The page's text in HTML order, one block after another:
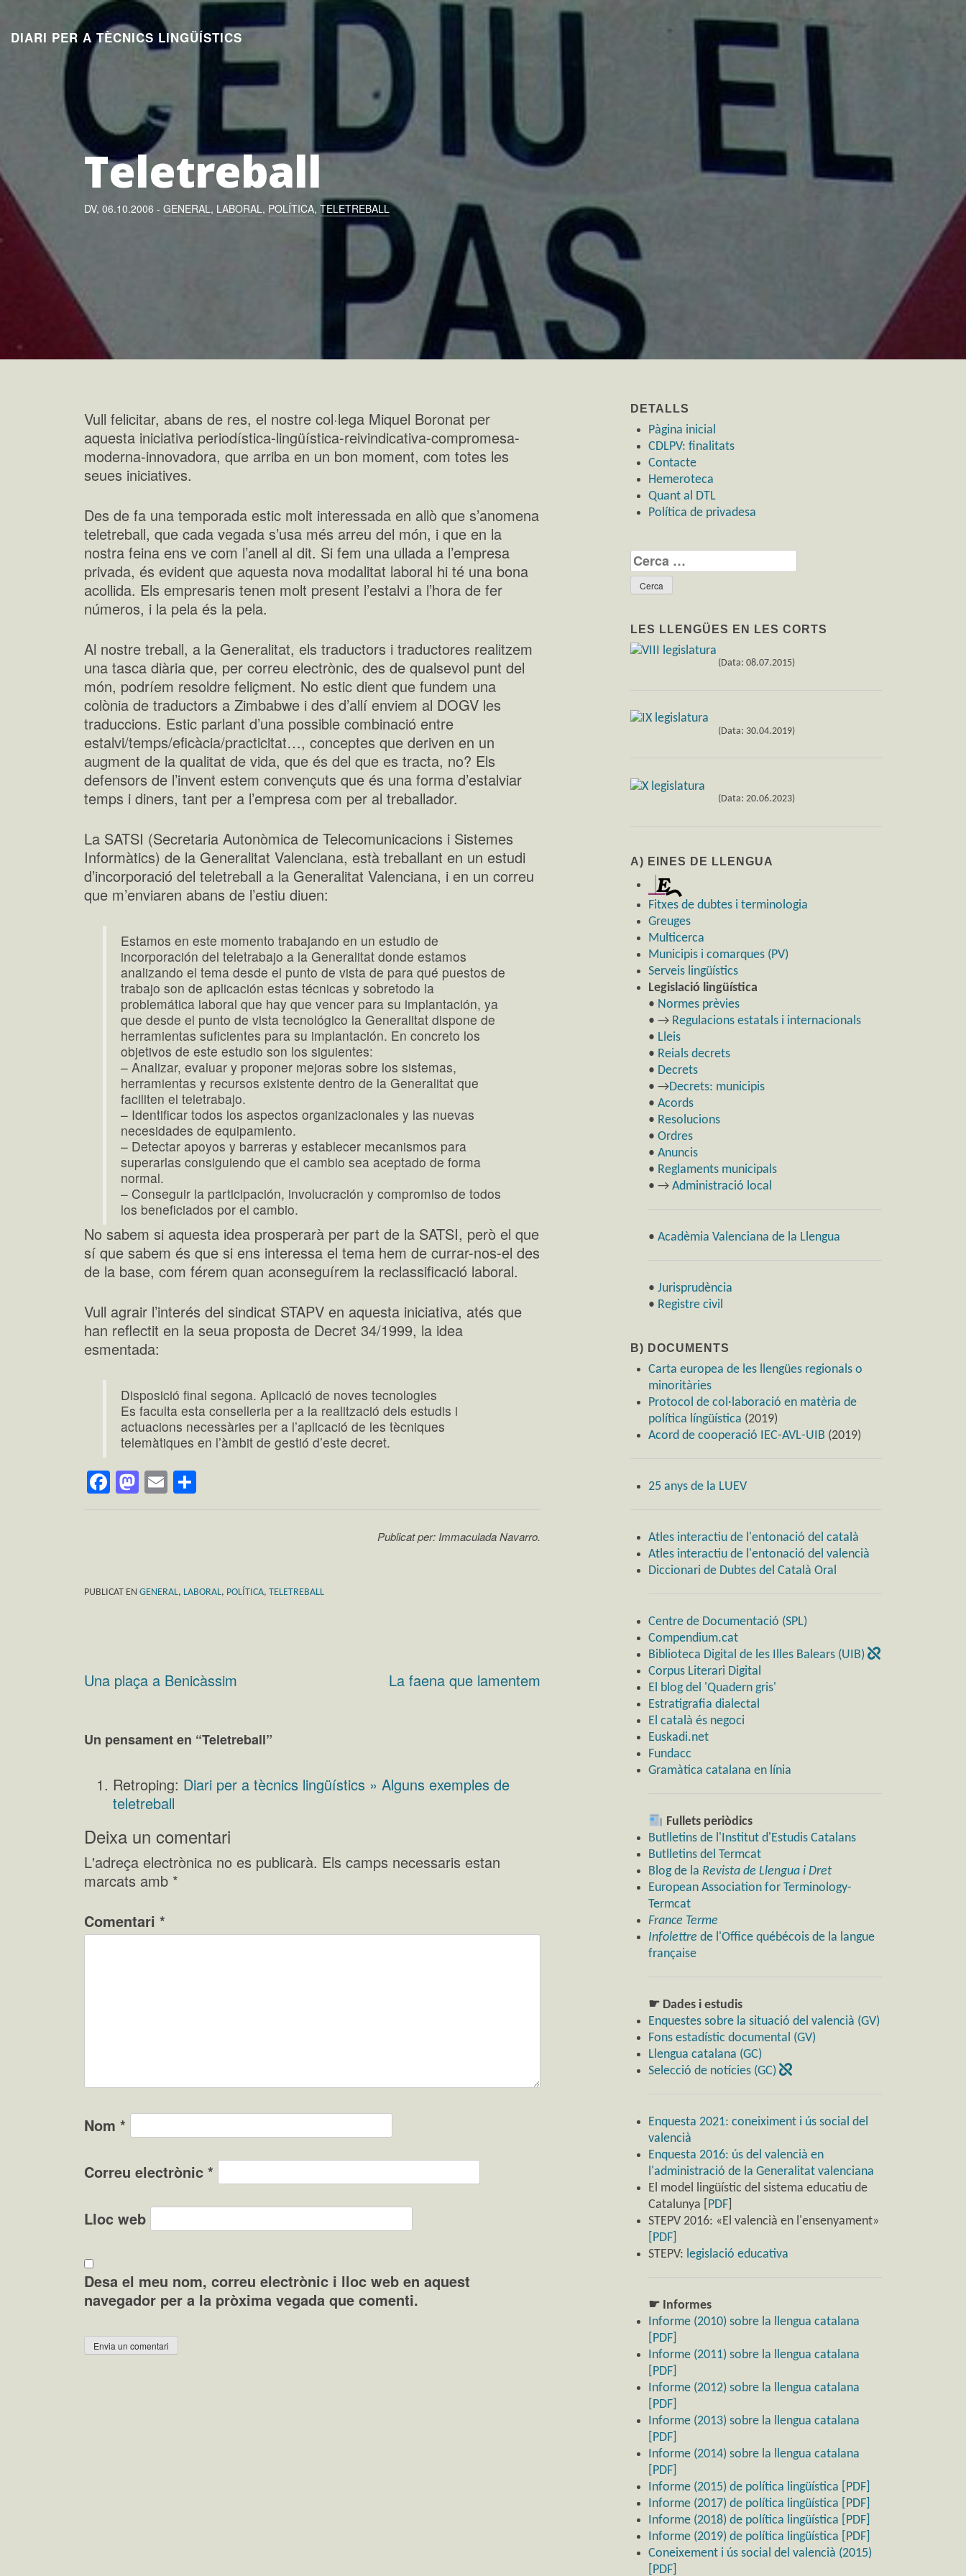
contingut
DIARI PER A TÈCNICS LINGÜÍSTICS
Teletreball
DV, 06.10.2006 - GENERAL, LABORAL, POLÍTICA, TELETREBALL
Vull felicitar, abans de res, el nostre col·lega Miquel Boronat per
aquesta iniciativa periodística-lingüística-reivindicativa-compromesa-
moderna-innovadora, que arriba en un bon moment, com totes les
seues iniciatives.
Des de fa una temporada estic molt interessada en allò que s’anomena
teletreball, que cada vegada s’usa més arreu del món, i que en la
nostra feina ens ve com l’anell al dit. Si fem una ullada a l’empresa
privada, és evident que aquesta nova modalitat laboral hi té una bona
acollida. Els empresaris tenen molt present l’estalvi a l’hora de fer
números, i la pela és la pela.
Al nostre treball, a la Generalitat, els traductors i traductores realitzem
una tasca diària que, per correu electrònic, des de qualsevol punt del
món, podríem resoldre feliçment. No estic dient que fundem una
colònia de traductors a Zimbabwe i des d’allí enviem al DOGV les
traduccions. Estic parlant d’una possible combinació entre
estalvi/temps/eficàcia/practicitat…, conceptes que deriven en un
augment de la qualitat de vida, que és del que es tracta, no? Els
defensors de l’invent estem convençuts que és una forma d’estalviar
temps i diners, tant per a l’empresa com per al treballador.
La SATSI (Secretaria Autonòmica de Telecomunicacions i Sistemes
Informàtics) de la Generalitat Valenciana, està treballant en un estudi
d’incorporació del teletreball a la Generalitat Valenciana, i en un correu
que m’enviaren abans de l’estiu diuen:
Estamos en este momento trabajando en un estudio de
incorporación del teletrabajo a la Generalitat donde estamos
analizando el tema desde el punto de vista de para qué puestos de
trabajo son de aplicación estas técnicas y sobretodo la
problemática laboral que hay que vencer para su implantación, ya
que desde el punto de vista tecnológico la Generalitat dispone de
herramientas suficientes para su implantación. En concreto los
objetivos de este estudio son los siguientes:
– Analizar, evaluar y proponer mejoras sobre los sistemas,
herramientas y recursos existente dentro de la Generalitat que
faciliten el teletrabajo.
– Identificar todos los aspectos organizacionales y las nuevas
necesidades de equipamiento.
– Detectar apoyos y barreras y establecer mecanismos para
superarlas consiguiendo que el cambio sea aceptado de forma
normal.
– Conseguir la participación, involucración y compromiso de todos
los beneficiados por el cambio.
No sabem si aquesta idea prosperarà per part de la SATSI, però el que
sí que sabem és que si ens interessa el tema hem de currar-nos-el des
de la base, com férem quan aconseguírem la reclassificació laboral.
Vull agrair l’interés del sindicat STAPV en aquesta iniciativa, atés que
han reflectit en la seua proposta de Decret 34/1999, la idea
esmentada:
Disposició final segona. Aplicació de noves tecnologies
Es faculta esta conselleria per a la realització dels estudis i
actuacions necessàries per a l’aplicació de les tècniques
telemàtiques en l’àmbit de gestió d’este decret.
Facebook
Mastodon
Email
Publicat per: Immaculada Navarro.
PUBLICAT EN GENERAL, LABORAL, POLÍTICA, TELETREBALL
Navegació
Una plaça a Benicàssim La faena que lamentem
Un pensament en “Teletreball”
Retroping: Diari per a tècnics lingüístics » Alguns exemples de
teletreball
Deixa un comentari
L'adreça electrònica no es publicarà. Els camps necessaris estan
marcats amb *
Comentari *
Nom *
Correu electrònic *
Lloc web
Desa el meu nom, correu electrònic i lloc web en aquest
navegador per a la pròxima vegada que comenti.
DETALLS
Pàgina inicial
CDLPV: finalitats
Contacte
Hemeroteca
Quant al DTL
Política de privadesa
Cerca:
LES LLENGÜES EN LES CORTS
(Data: 08.07.2015)
(Data: 30.04.2019)
(Data: 20.06.2023)
A) EINES DE LLENGUA
Fitxes de dubtes i terminologia
Greuges
Multicerca
Municipis i comarques (PV)
Serveis lingüístics
Legislació lingüística
• Normes prèvies
• → Regulacions estatals i internacionals
• Lleis
• Reials decrets
• Decrets
• →Decrets: municipis
• Acords
• Resolucions
• Ordres
• Anuncis
• Reglaments municipals
• → Administració local
• Acadèmia Valenciana de la Llengua
• Jurisprudència
• Registre civil
B) DOCUMENTS
Carta europea de les llengües regionals o
minoritàries
Protocol de col·laboració en matèria de
política língüística (2019)
Acord de cooperació IEC-AVL-UIB (2019)
25 anys de la LUEV
Atles interactiu de l'entonació del català
Atles interactiu de l'entonació del valencià
Diccionari de Dubtes del Català Oral
Centre de Documentació (SPL)
Compendium.cat
Biblioteca Digital de les Illes Balears (UIB)
Corpus Literari Digital
El blog del 'Quadern gris'
Estratigrafia dialectal
El català és negoci
Euskadi.net
Fundacc
Gramàtica catalana en línia
Fullets periòdics
Butlletins de l'Institut d'Estudis Catalans
Butlletins del Termcat
Blog de la Revista de Llengua i Dret
European Association for Terminology-
Termcat
France Terme
Infolettre de l'Office québécois de la langue
française
☛ Dades i estudis
Enquestes sobre la situació del valencià (GV)
Fons estadístic documental (GV)
Llengua catalana (GC)
Selecció de notícies (GC)
Enquesta 2021: coneiximent i ús social del
valencià
Enquesta 2016: ús del valencià en
l'administració de la Generalitat valenciana
El model lingüístic del sistema educatiu de
Catalunya [
PDF
STEPV 2016: «El valencià en l'ensenyament»
[PDF]
STEPV: legislació educativa
☛ Informes
Informe (2010) sobre la llengua catalana
[PDF]
Informe (2011) sobre la llengua catalana
[PDF]
Informe (2012) sobre la llengua catalana
[PDF]
Informe (2013) sobre la llengua catalana
[PDF]
Informe (2014) sobre la llengua catalana
[PDF]
Informe (2015) de política lingüística [PDF]
Informe (2017) de política lingüística [PDF]
Informe (2018) de política lingüística [PDF]
Informe (2019) de política lingüística [PDF]
Coneixement i ús social del valencià (2015)
[PDF]